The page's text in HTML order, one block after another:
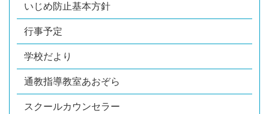
いじめ防止基本方針
行事予定
学校だより
通教指導教室あおぞら
スクールカウンセラー